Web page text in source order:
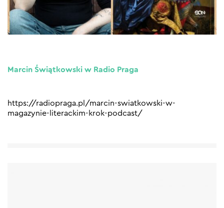
Marcin Świątkowski w Radio Praga
https://radiopraga.pl/marcin-swiatkowski-w-
magazynie-literackim-krok-podcast/